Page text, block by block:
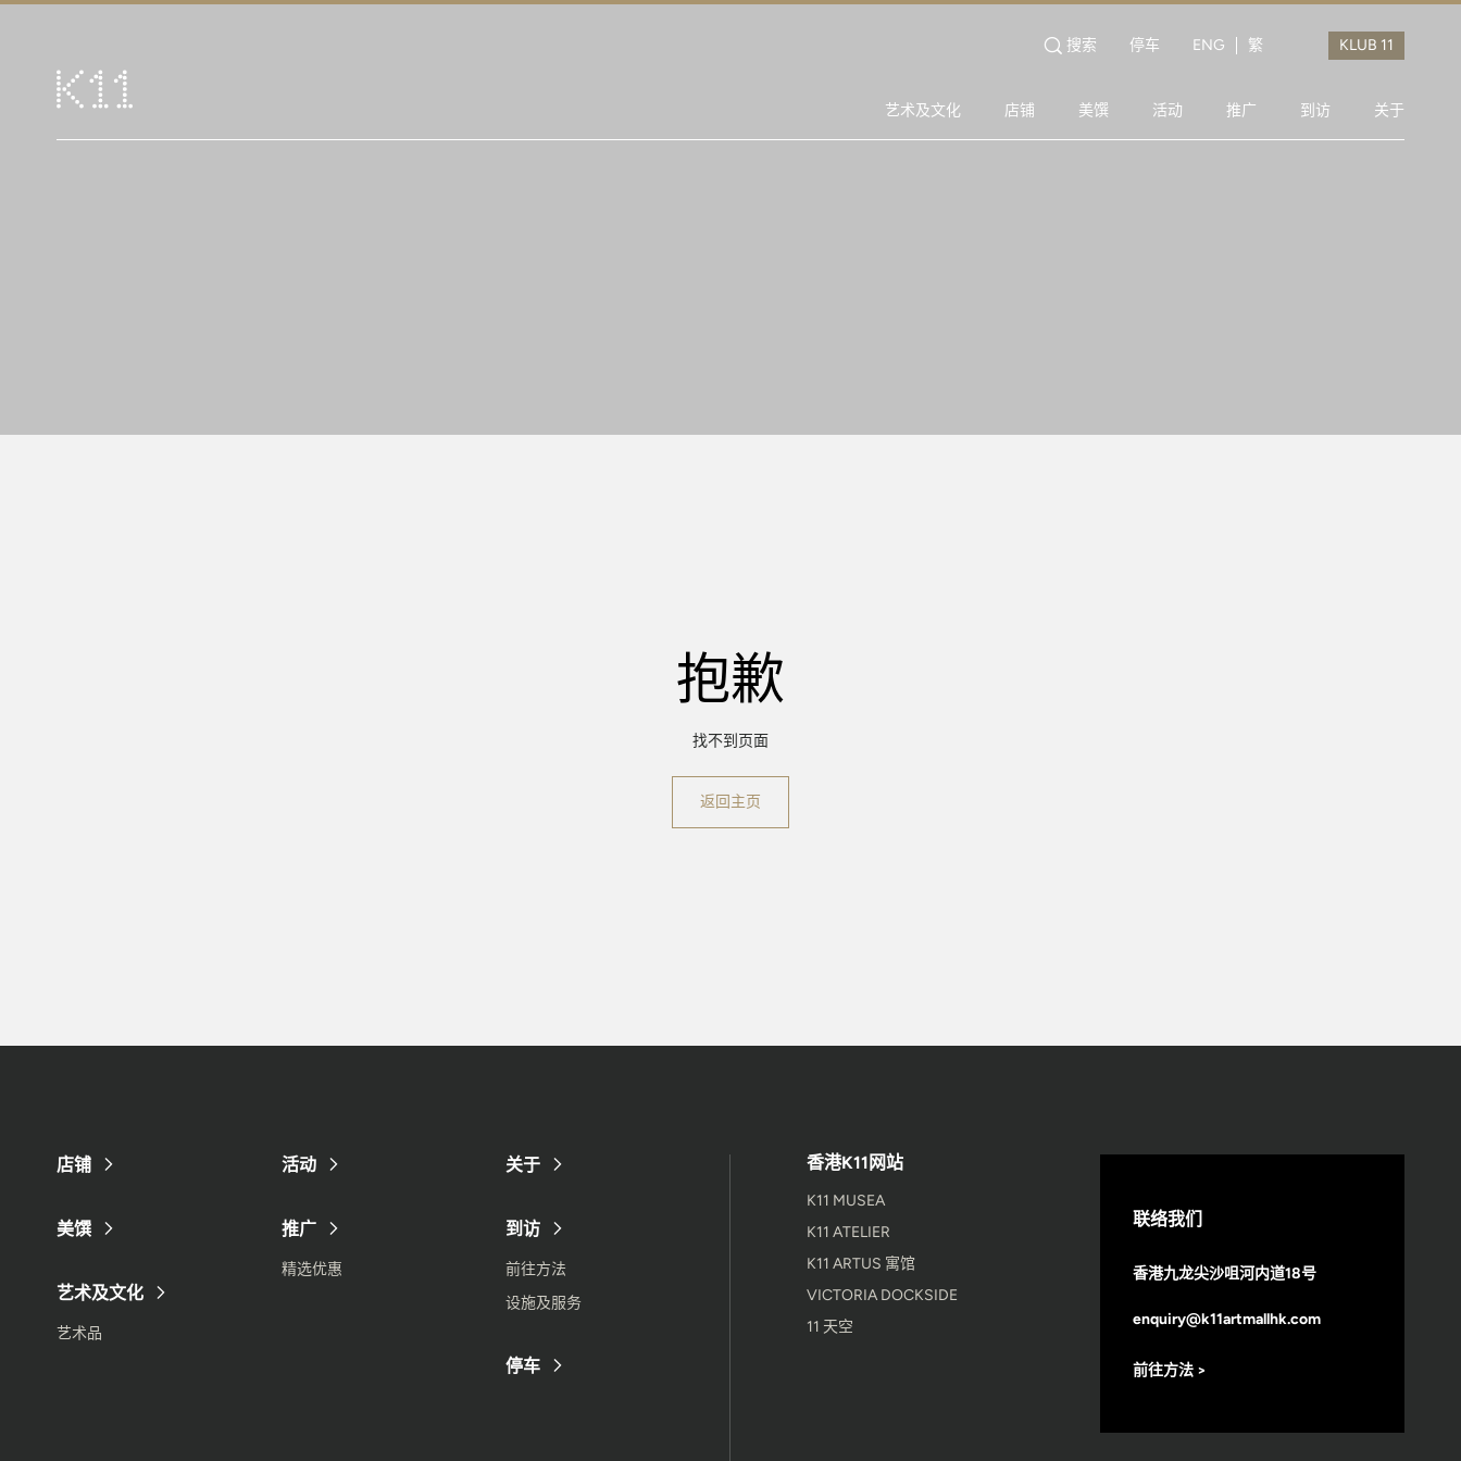
搜索 停车 ENG 繁
艺术及文化 店铺 美馔 活动 推广 到访 关于
抱歉
找不到页面
返回主页
店铺
美馔
艺术及文化
艺术品
活动
推广
精选优惠
关于
到访
前往方法
设施及服务
停车
香港K11网站
K11 MUSEA
K11 ATELIER
K11 ARTUS 寓馆
VICTORIA DOCKSIDE
11 天空
联络我们
香港九龙尖沙咀河内道18号
enquiry@k11artmallhk.com
前往方法 >